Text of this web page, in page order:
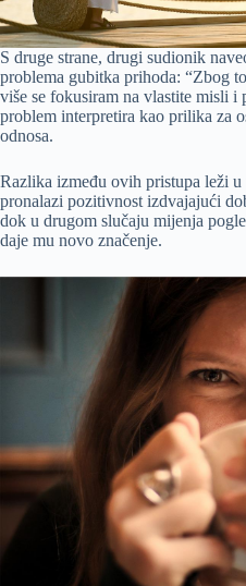
S druge strane, drugi sudionik
problema gubitka prihoda: “Zbog
više se fokusiram na vlastite misli i
problem interpretira kao prilika za
odnosa.
Razlika između ovih pristupa leži
pronalazi pozitivnost izdvajajući
dok u drugom slučaju mijenja
daje mu novo značenje.